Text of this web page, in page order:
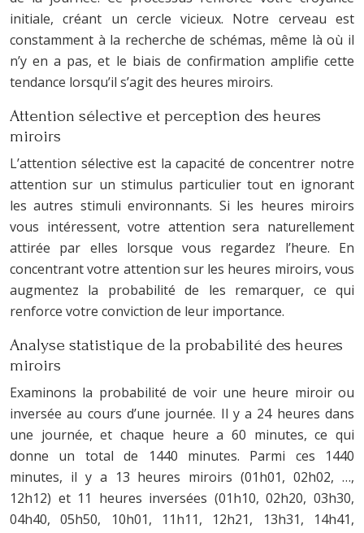
initiale, créant un cercle vicieux. Notre cerveau est
constamment à la recherche de schémas, même là où il
n’y en a pas, et le biais de confirmation amplifie cette
tendance lorsqu’il s’agit des heures miroirs.
Attention sélective et perception des heures
miroirs
L’attention sélective est la capacité de concentrer notre
attention sur un stimulus particulier tout en ignorant
les autres stimuli environnants. Si les heures miroirs
vous intéressent, votre attention sera naturellement
attirée par elles lorsque vous regardez l’heure. En
concentrant votre attention sur les heures miroirs, vous
augmentez la probabilité de les remarquer, ce qui
renforce votre conviction de leur importance.
Analyse statistique de la probabilité des heures
miroirs
Examinons la probabilité de voir une heure miroir ou
inversée au cours d’une journée. Il y a 24 heures dans
une journée, et chaque heure a 60 minutes, ce qui
donne un total de 1440 minutes. Parmi ces 1440
minutes, il y a 13 heures miroirs (01h01, 02h02, …,
12h12) et 11 heures inversées (01h10, 02h20, 03h30,
04h40, 05h50, 10h01, 11h11, 12h21, 13h31, 14h41,